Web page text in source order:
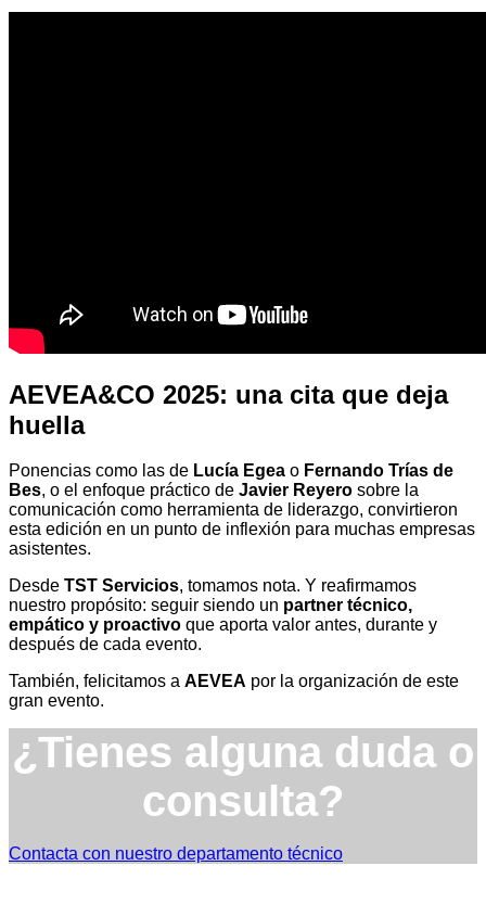
AEVEA&CO 2025: una cita que deja
huella
Ponencias como las de Lucía Egea o Fernando Trías de
Bes, o el enfoque práctico de Javier Reyero sobre la
comunicación como herramienta de liderazgo, convirtieron
esta edición en un punto de inflexión para muchas empresas
asistentes.
Desde TST Servicios, tomamos nota. Y reafirmamos
nuestro propósito: seguir siendo un partner técnico,
empático y proactivo que aporta valor antes, durante y
después de cada evento.
También, felicitamos a AEVEA por la organización de este
gran evento.
¿Tienes alguna duda o
consulta?
Contacta con nuestro departamento técnico